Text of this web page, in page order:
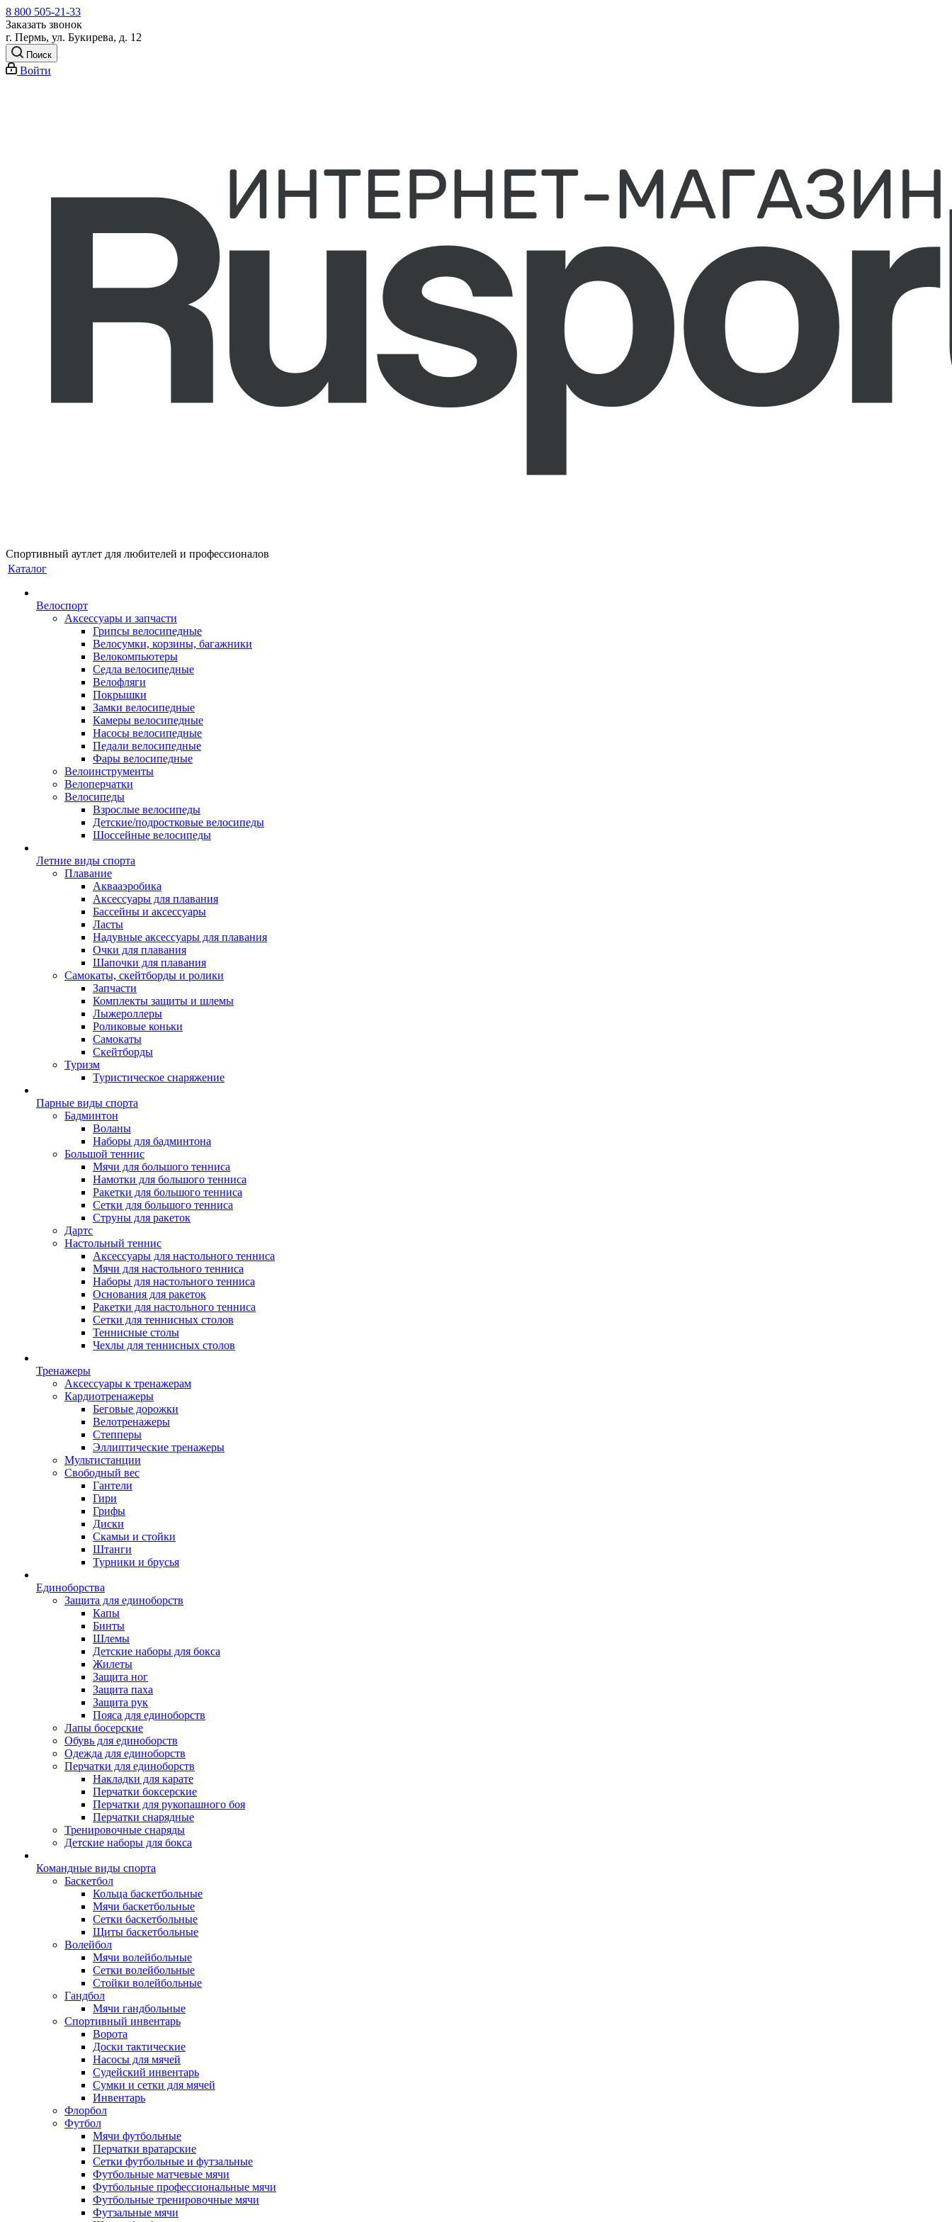
8 800 505-21-33
Заказать звонок
г. Пермь, ул. Букирева, д. 12
Поиск
Войти
Спортивный аутлет для любителей и профессионалов
Каталог
Велоспорт
Аксессуары и запчасти
Грипсы велосипедные
Велосумки, корзины, багажники
Велокомпьютеры
Седла велосипедные
Велофляги
Покрышки
Замки велосипедные
Камеры велосипедные
Насосы велосипедные
Педали велосипедные
Фары велосипедные
Велоинструменты
Велоперчатки
Велосипеды
Взрослые велосипеды
Детские/подростковые велосипеды
Шоссейные велосипеды
Летние виды спорта
Плавание
Аквааэробика
Аксессуары для плавания
Бассейны и аксессуары
Ласты
Надувные аксессуары для плавания
Очки для плавания
Шапочки для плавания
Самокаты, скейтборды и ролики
Запчасти
Комплекты защиты и шлемы
Лыжероллеры
Роликовые коньки
Самокаты
Скейтборды
Туризм
Туристическое снаряжение
Парные виды спорта
Бадминтон
Воланы
Наборы для бадминтона
Большой теннис
Мячи для большого тенниса
Намотки для большого тенниса
Ракетки для большого тенниса
Сетки для большого тенниса
Струны для ракеток
Дартс
Настольный теннис
Аксессуары для настольного тенниса
Мячи для настольного тенниса
Наборы для настольного тенниса
Основания для ракеток
Ракетки для настольного тенниса
Сетки для теннисных столов
Теннисные столы
Чехлы для теннисных столов
Тренажеры
Аксессуары к тренажерам
Кардиотренажеры
Беговые дорожки
Велотренажеры
Степперы
Эллиптические тренажеры
Мультистанции
Свободный вес
Гантели
Гири
Грифы
Диски
Скамьи и стойки
Штанги
Турники и брусья
Единоборства
Защита для единоборств
Капы
Бинты
Шлемы
Детские наборы для бокса
Жилеты
Защита ног
Защита паха
Защита рук
Пояса для единоборств
Лапы босерские
Обувь для единоборств
Одежда для единоборств
Перчатки для единоборств
Накладки для карате
Перчатки боксерские
Перчатки для рукопашного боя
Перчатки снарядные
Тренировочные снаряды
Детские наборы для бокса
Командные виды спорта
Баскетбол
Кольца баскетбольные
Мячи баскетбольные
Сетки баскетбольные
Щиты баскетбольные
Волейбол
Мячи волейбольные
Сетки волейбольные
Стойки волейбольные
Гандбол
Мячи гандбольные
Спортивный инвентарь
Ворота
Доски тактические
Насосы для мячей
Судейский инвентарь
Сумки и сетки для мячей
Инвентарь
Флорбол
Футбол
Мячи футбольные
Перчатки вратарские
Сетки футбольные и футзальные
Футбольные матчевые мячи
Футбольные профессиональные мячи
Футбольные тренировочные мячи
Футзальные мячи